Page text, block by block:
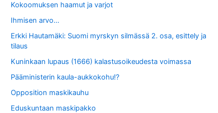
Kokoomuksen haamut ja varjot
Ihmisen arvo…
Erkki Hautamäki: Suomi myrskyn silmässä 2. osa, esittely ja
tilaus
Kuninkaan lupaus (1666) kalastusoikeudesta voimassa
Pääministerin kaula-aukkokohu!?
Opposition maskikauhu
Eduskuntaan maskipakko